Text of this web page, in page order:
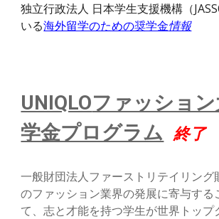
独立行政法人 日本学生支援機構（
いる海外留学のための奨学金情報
UNIQLOファッショ
学金プログラム 終了
一般財団法人ファーストリテイリング
のファッション業界の発展に寄与する
て、志と才能を持つ学生が世界トップ